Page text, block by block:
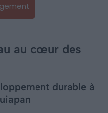
au cœur des
durable à